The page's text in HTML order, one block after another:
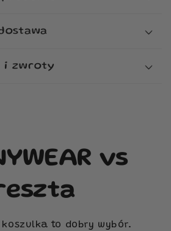
i zwroty
vs
to dobry wybór.